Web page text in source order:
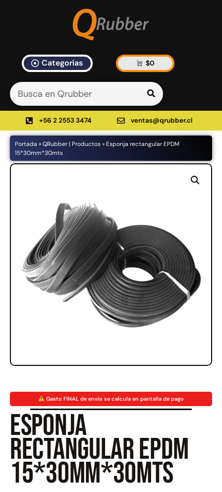
Categorías $0
+56 2 2553 3474 ventas@qrubber.cl
Portada »QRubber | Productos» Esponja rectangular EPDM
15*30mm*30mts
Gasto FINAL de envío se calcula en pantalla de pago
Esponja
rectangular EPDM
15*30mm*30mts
Artículos Blog
535 results found in 12ms
Filtrar
Productos
Rampa Móvil Hidráulica
carga 10ton
22.711.412
Juego Modular 35
QplayGround
$5.926.486
Leer más
Juego Modular 40
QplayGround
Juego Modular 25
QplayGround